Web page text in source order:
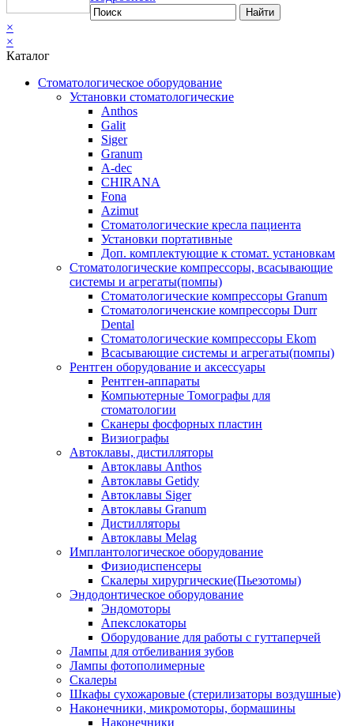
Найти
×
×
Каталог
Стоматологическое оборудование
Установки стоматологические
Anthos
Galit
Siger
Granum
A-dec
CHIRANA
Fona
Azimut
Стоматологические кресла пациента
Установки портативные
Доп. комплектующие к стомат. установкам
Стоматологические компрессоры, всасывающие
системы и агрегаты(помпы)
Стоматологические компрессоры Granum
Стоматологиченские компрессоры Durr
Dental
Стоматологические компрессоры Ekom
Всасывающие системы и агрегаты(помпы)
Рентген оборудование и аксессуары
Рентген-аппараты
Компьютерные Томографы для
стоматологии
Сканеры фосфорных пластин
Визиографы
Автоклавы, дистилляторы
Автоклавы Anthos
Автоклавы Getidy
Автоклавы Siger
Автоклавы Granum
Дистилляторы
Автоклавы Melag
Имплантологическое оборудование
Физиодиспенсеры
Скалеры хирургические(Пьезотомы)
Эндодонтическое оборудование
Эндомоторы
Апекслокаторы
Оборудование для работы с гуттаперчей
Лампы для отбеливания зубов
Лампы фотополимерные
Скалеры
Шкафы сухожаровые (стерилизаторы воздушные)
Наконечники, микромоторы, бормашины
Наконечники